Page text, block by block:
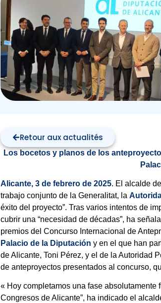
Février 3, 2025
Retour aux actualités
Los bocetos y planos de los
Alicante, 3 de febrero de 2025. El alcalde
trabajo conjunto de la Generalitat, la
éxito del proyecto”. Tras varios intentos de
cubrir una “necesidad de décadas”, ha
premios del Concurso Internacional de
Palacio de la Diputación y en el que han
de Alicante, Toni Pérez, y el de la Autoridad
de anteproyectos presentados al concurso,
« Hoy completamos una fase
Congresos de Alicante”, ha indicado el